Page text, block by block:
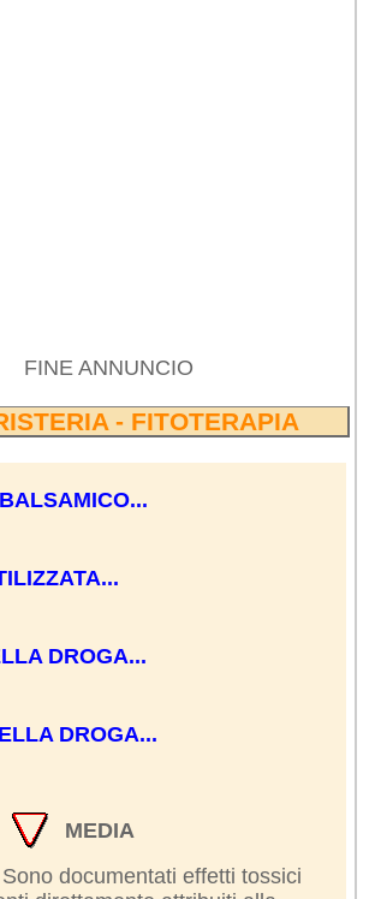
FINE ANNUNCIO
- FITOTERAPIA
DROGA...
DROGA...
MEDIA
documentati effetti tossici